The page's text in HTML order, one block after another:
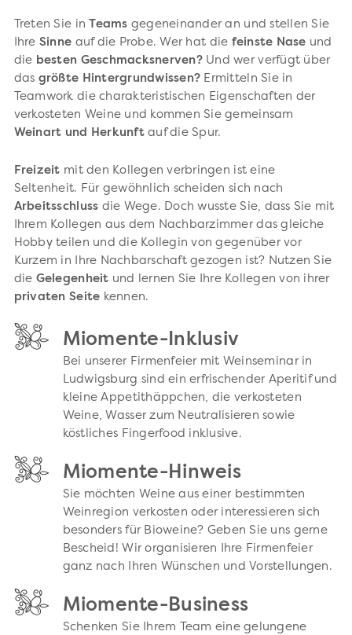
Treten Sie in Teams gegeneinander an und stellen Sie
Ihre Sinne auf die Probe. Wer hat die feinste Nase und
die besten Geschmacksnerven?Und wer verfügt über
das größte Hintergrundwissen? Ermitteln Sie in
Teamwork die charakteristischen Eigenschaften der
verkosteten Weine und kommen Sie gemeinsam
Weinart und Herkunftauf die Spur.
Freizeit mit den Kollegen verbringen ist eine
Seltenheit. Für gewöhnlich scheiden sich nach
Arbeitsschluss die Wege. Doch wusste Sie, dass Sie mit
Ihrem Kollegen aus dem Nachbarzimmer das gleiche
Hobby teilen und die Kollegin von gegenüber vor
Kurzem in Ihre Nachbarschaft gezogen ist? Nutzen Sie
die Gelegenheit und lernen Sie Ihre Kollegen von ihrer
privaten Seite kennen.
Miomente-Inklusiv
Bei unserer Firmenfeier mit Weinseminar in
Ludwigsburg sind ein erfrischender Aperitif und
kleine Appetithäppchen, die verkosteten
Weine, Wasser zum Neutralisieren sowie
köstliches Fingerfood inklusive.
Miomente-Hinweis
Sie möchten Weine aus einer bestimmten
Weinregion verkosten oder interessieren sich
besonders für Bioweine? Geben Sie uns gerne
Bescheid! Wir organisieren Ihre Firmenfeier
ganz nach Ihren Wünschen und Vorstellungen.
Miomente-Business
Schenken Sie Ihrem Team eine gelungene